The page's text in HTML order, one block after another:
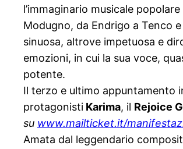
l’immaginario musicale
Modugno, da Endrigo a Tenco
sinuosa, altrove impetuosa e
emozioni, in cui la sua voce,
potente.
Il terzo e ultimo appuntamento
protagonisti Karima, il Rejoice
su www.mailticket.it/
Amata dal leggendario